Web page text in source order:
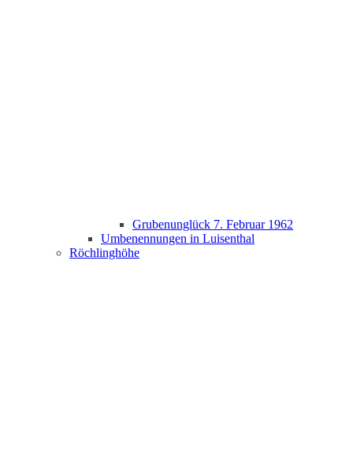
Grubenunglück 7. Februar 1962
Umbenennungen in Luisenthal
Röchlinghöhe